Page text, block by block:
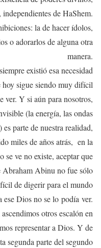
independientes de HaShem.
la de hacer ídolos,
o adorarlos de alguna otra
manera.
existió esa necesidad
hoy sigue siendo muy difícil
ver. Y si aún para nosotros,
(la energía, las ondas
parte de nuestra realidad,
miles de años atrás, en la
se ve no existe, aceptar que
Abinu no fue sólo
de digerir para el mundo
ese Dios no se lo podía ver.
otros escalón en
representar a Dios. Y de
segunda parte del segundo